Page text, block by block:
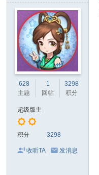
628
主题
1
回帖
3298
积分
超级版主
积分 3298
收听TA 发消息